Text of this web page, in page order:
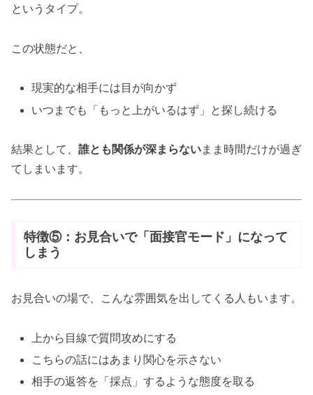
というタイプ。
この状態だと、
現実的な相手には目が向かず
いつまでも「もっと上がいるはず」と探し続ける
結果として、 誰とも関係が深まらないまま時間だけが過ぎ
てしまいます。
特徴⑤：お見合いで「面接官モード」になって
しまう
お見合いの場で、こんな雰囲気を出してくる人もいます。
上から目線で質問攻めにする
こちらの話にはあまり関心を示さない
相手の返答を「採点」するような態度を取る